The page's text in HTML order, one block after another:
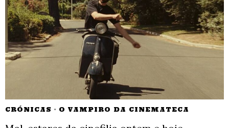
CRÓNICAS · O VAMPIRO DA CINEMATECA